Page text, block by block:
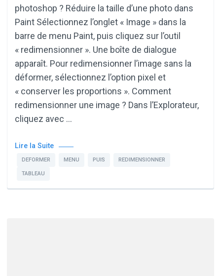
photoshop ? Réduire la taille d’une photo dans
Paint Sélectionnez l’onglet « Image » dans la
barre de menu Paint, puis cliquez sur l’outil
« redimensionner ». Une boîte de dialogue
apparaît. Pour redimensionner l’image sans la
déformer, sélectionnez l’option pixel et
« conserver les proportions ». Comment
redimensionner une image ? Dans l’Explorateur,
cliquez avec …
Lire la Suite
DEFORMER MENU PUIS REDIMENSIONNER
TABLEAU